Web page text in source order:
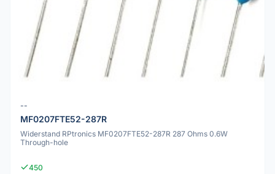
--
MF0207FTE52-287R
Widerstand RPtronics MF0207FTE52-287R 287 Ohms 0.6W
Through-hole
450